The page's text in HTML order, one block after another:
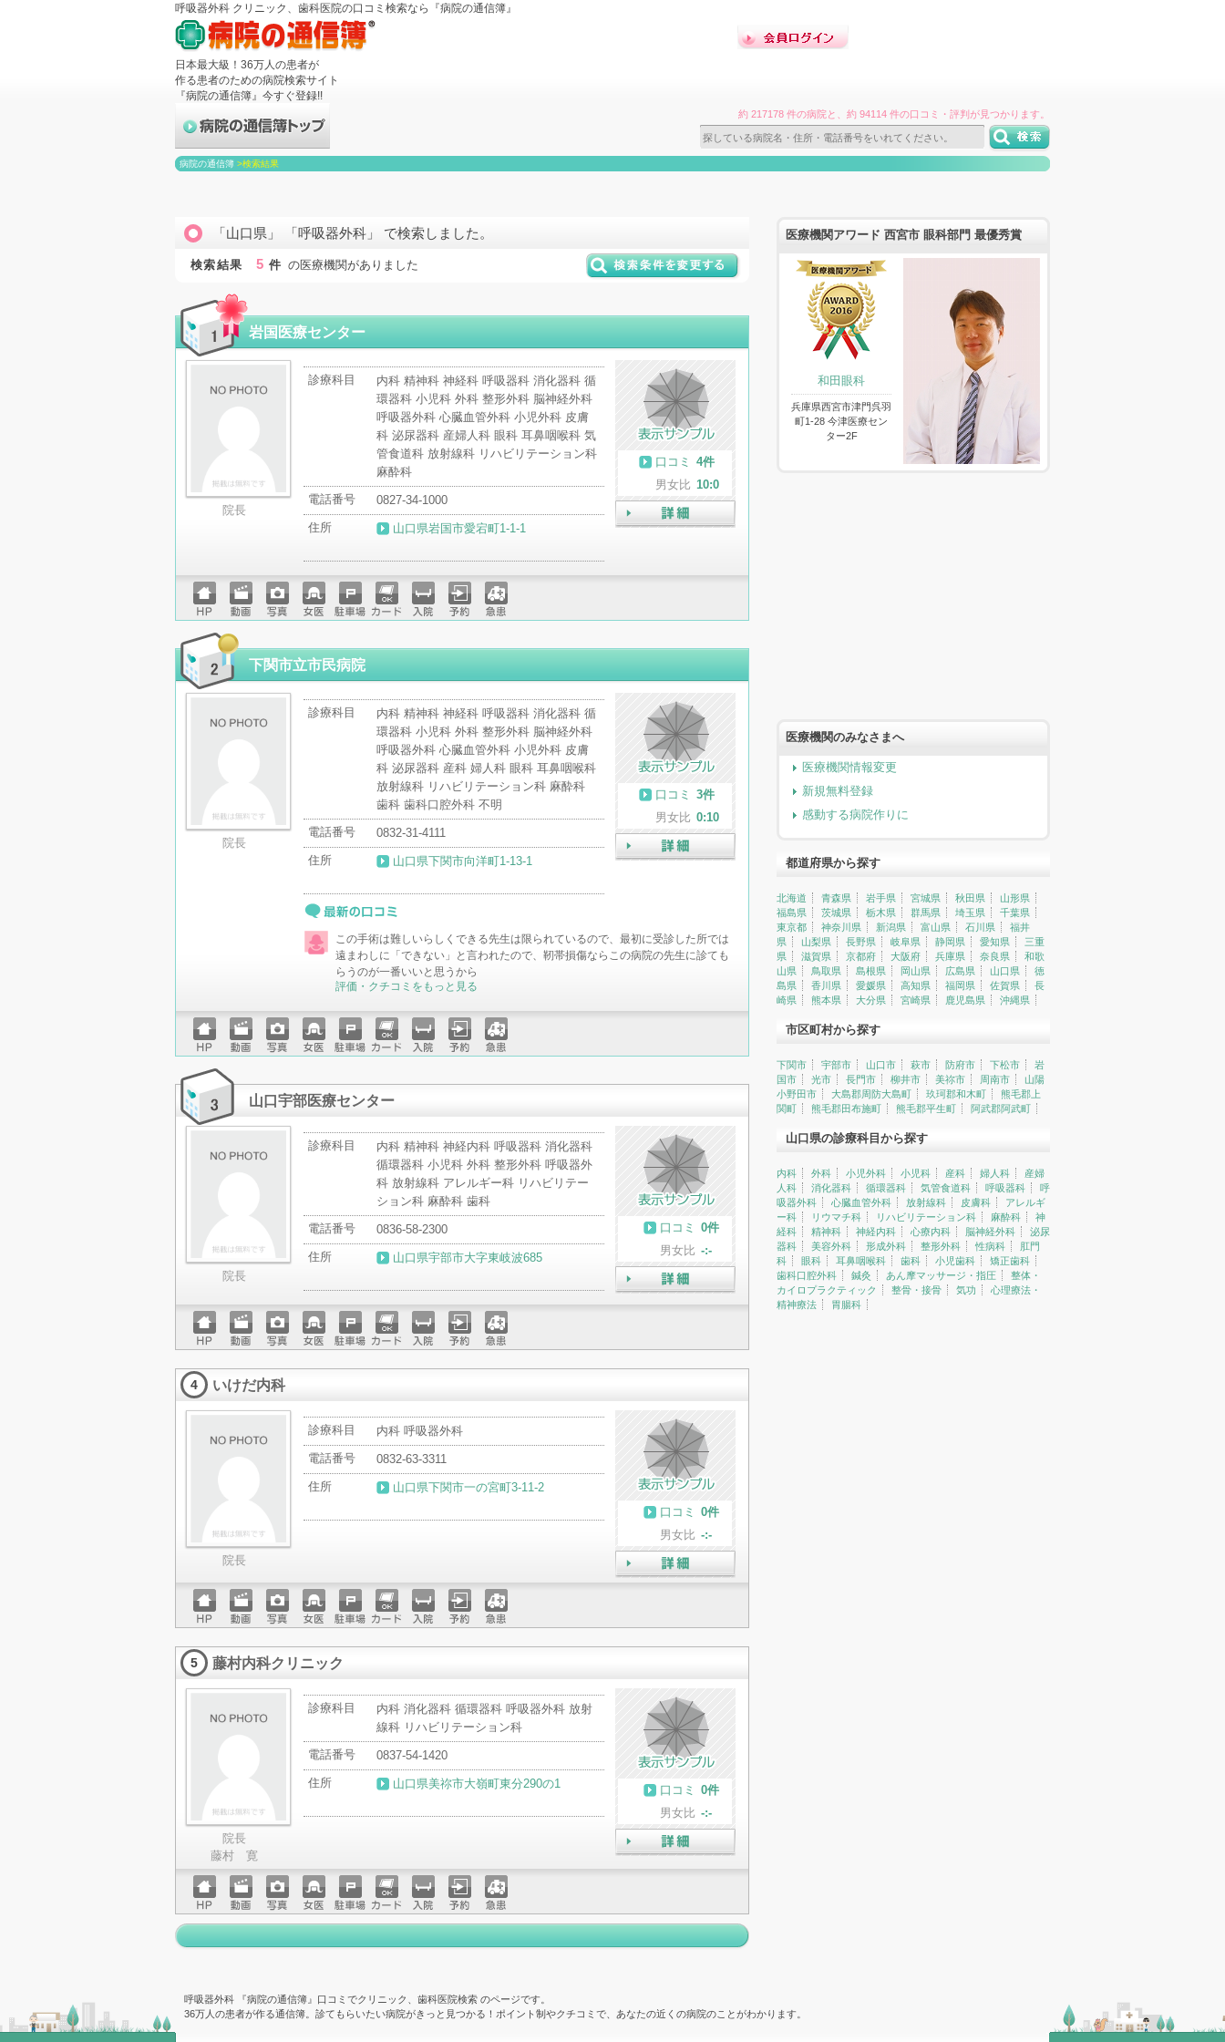
呼吸器外科 クリニック、歯科医院の口コミ検索なら『病院の通信簿』
日本最大級！36万人の患者が
作る患者のための病院検索サイト
『病院の通信簿』今すぐ登録!!
約 217178 件の病院と、約 94114 件の口コミ・評判が見つかります。
病院の通信簿 >検索結果
「山口県」 「呼吸器外科」 で検索しました。
検索結果 5 件 の医療機関がありました
岩国医療センター
院長
診療科目
内科 精神科 神経科 呼吸器科 消化器科 循
環器科 小児科 外科 整形外科 脳神経外科
呼吸器外科 心臓血管外科 小児外科 皮膚
科 泌尿器科 産婦人科 眼科 耳鼻咽喉科 気
管食道科 放射線科 リハビリテーション科
麻酔科
電話番号
0827-34-1000
住所
山口県岩国市愛宕町1-1-1
口コミ
4件
男女比 10:0
ホーム
ページ
動画 写真 女医 駐車場クレジ
ード
入院 予約 急患
下関市立市民病院
院長
診療科目
内科 精神科 神経科 呼吸器科 消化器科 循
環器科 小児科 外科 整形外科 脳神経外科
呼吸器外科 心臓血管外科 小児外科 皮膚
科 泌尿器科 産科 婦人科 眼科 耳鼻咽喉科
放射線科 リハビリテーション科 麻酔科
歯科 歯科口腔外科 不明
電話番号
0832-31-4111
住所
山口県下関市向洋町1-13-1
口コミ
3件
男女比 0:10
最新の口コミこの手術は難しいらしくできる先生は限られているので、最初に受診した所では
遠まわしに「できない」と言われたので、靭帯損傷ならこの病院の先生に診ても
らうのが一番いいと思うから
評価・クチコミをもっと見る
ホーム
ページ
動画 写真 女医 駐車場クレジ入院 予約 急患
山口宇部医療センター
院長
診療科目
内科 精神科 神経内科 呼吸器科 消化器科
循環器科 小児科 外科 整形外科 呼吸器外
科 放射線科 アレルギー科 リハビリテー
ション科 麻酔科 歯科
電話番号
0836-58-2300
住所
山口県宇部市大字東岐波685
口コミ
0件
男女比 -:-
ホーム
ページ
動画 写真 女医 駐車場クレジ
ットカ
入院 予約 急患
4 いけだ内科
院長
診療科目
内科 呼吸器外科
電話番号
0832-63-3311
住所
山口県下関市一の宮町3-11-2
口コミ
0件
男女比 -:-
詳細
ホーム
ページ
動画 写真 女医 駐車場クレジ
ットカ
入院 予約 急患
5 藤村内科クリニック
院長
藤村 寛
診療科目
内科 消化器科 循環器科 呼吸器外科 放射
線科 リハビリテーション科
電話番号
0837-54-1420
住所
山口県美祢市大嶺町東分290の1 口コミ
0件
男女比 -:-
ホーム
ページ
動画 写真 女医 駐車場クレジ
ットカ
ード
入院 予約 急患
医療機関アワード 西宮市 眼科部門 最優秀賞
和田眼科
兵庫県西宮市津門呉羽
町1-28 今津医療セン
ター2F
医療機関のみなさまへ
医療機関情報変更
新規無料登録
感動する病院作りに
都道府県から探す
北海道 青森県 岩手県 宮城県 秋田県
山形県
福島県
茨城県 栃木県 群馬県 埼玉県
千葉県
東京都
神奈川県 新潟県 富山県 石川県
福井
県
山梨県 長野県 岐阜県 静岡県 愛知県
三重
県
滋賀県 京都府 大阪府 兵庫県 奈良県
和歌
山県
鳥取県 島根県 岡山県 広島県 山口県
徳
島県
香川県 愛媛県 高知県 福岡県 佐賀県
長
崎県
熊本県 大分県 宮崎県 鹿児島県 沖縄県
市区町村から探す
下関市 宇部市 山口市 萩市 防府市 下松市
岩
国市
光市 長門市 柳井市 美祢市 周南市
山陽
小野田市
大島郡周防大島町 玖珂郡和木町
熊毛郡上
関町
熊毛郡田布施町 熊毛郡平生町 阿武郡阿武町
山口県の診療科目から探す
内科 外科 小児外科 小児科 産科 婦人科
産婦
人科
消化器科 循環器科 気管食道科 呼吸器科
呼
吸器外科
心臓血管外科 放射線科 皮膚科
アレルギ
ー科
リウマチ科 リハビリテーション科 麻酔科
神
経科
精神科 神経内科 心療内科 脳神経外科
泌尿
器科
美容外科 形成外科 整形外科 性病科
肛門
科
眼科 耳鼻咽喉科 歯科 小児歯科
矯正歯科
歯科口腔外科
鍼灸 あん摩マッサージ・指圧
整体・
カイロプラクティック
整骨・接骨 気功
心理療法・
精神療法
胃腸科
呼吸器外科 『病院の通信簿』口コミでクリニック、歯科医院検索 のページです。
36万人の患者が作る通信簿。診てもらいたい病院がきっと見つかる！ポイント制やクチコミで、あなたの近くの病院のことがわかります。